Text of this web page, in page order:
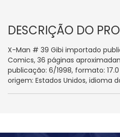
DESCRIÇÃO DO
X-Man # 39 Gibi importado
Comics, 36 páginas
publicação: 6/1998, formato:
origem: Estados Unidos, idioma